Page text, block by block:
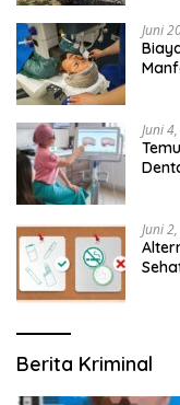
Juni
Juni
Juni
Berita Kriminal